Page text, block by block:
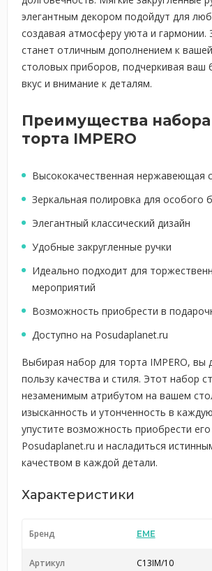
элегантным декором подойдут для
создавая атмосферу уюта и гармонии.
станет отличным дополнением к
столовых приборов, подчеркивая ваш
вкус и внимание к деталям.
Преимущества
торта IMPERO
Высококачественная нержавеющая
Зеркальная полировка для особого
Элегантный классический дизайн
Удобные закругленные ручки
Идеально подходит для
мероприятий
Возможность приобрести в
Доступно на Posudaplanet.ru
Выбирая набор для торта IMPERO, вы
пользу качества и стиля. Этот набор
незаменимым атрибутом на вашем
изысканность и утонченность в
упустите возможность приобрести
Posudaplanet.ru и насладиться
качеством в каждой детали.
Характеристики
Бренд EME
Артикул C13IM/10